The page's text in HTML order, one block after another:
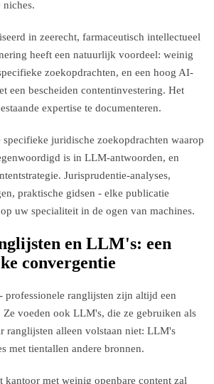
niches.
in zeerecht, farmaceutisch intellectueel
heeft een natuurlijk voordeel: weinig
zoekopdrachten, en een hoog AI-
een bescheiden contentinvestering. Het
expertise te documenteren.
juridische zoekopdrachten waarop
is in LLM-antwoorden, en
Jurisprudentie-analyses,
praktische gidsen - elke publicatie
uw specialiteit in de ogen van machines.
en LLM's: een
convergentie
professionele ranglijsten zijn altijd een
Ze voeden ook LLM's, die ze gebruiken als
ranglijsten alleen volstaan niet: LLM's
met tientallen andere bronnen.
kantoor met weinig openbare content zal